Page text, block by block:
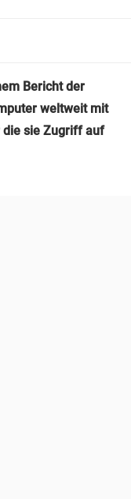
Bericht der
weltweit mit
die sie Zugriff auf